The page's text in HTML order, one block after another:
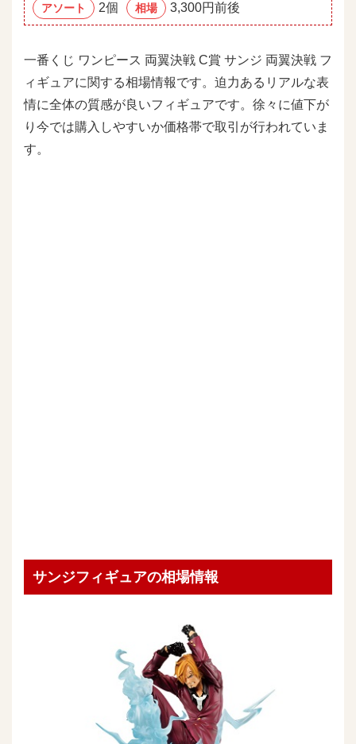
アソート 2個 相場 3,300円前後
一番くじ ワンピース 両翼決戦 C賞 サンジ 両翼決戦 フ
ィギュアに関する相場情報です。迫力あるリアルな表
情に全体の質感が良いフィギュアです。徐々に値下が
り今では購入しやすいか価格帯で取引が行われていま
す。
サンジフィギュアの相場情報